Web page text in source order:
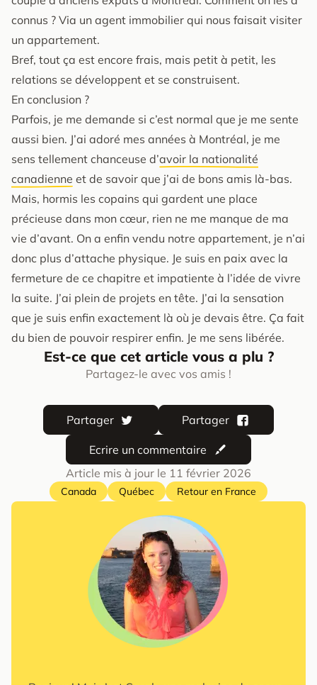
connus ? Via un agent immobilier qui nous faisait visiter
un appartement.
Bref, tout ça est encore frais, mais petit à petit, les
relations se développent et se construisent.
En conclusion ?
Parfois, je me demande si c’est normal que je me sente
aussi bien. J’ai adoré mes années à Montréal, je me
sens tellement chanceuse d’avoir la nationalité
canadienne et de savoir que j’ai de bons amis là-bas.
Mais, hormis les copains qui gardent une place
précieuse dans mon cœur, rien ne me manque de ma
vie d’avant. On a enfin vendu notre appartement, je n’ai
donc plus d’attache physique. Je suis en paix avec la
fermeture de ce chapitre et impatiente à l’idée de vivre
la suite. J’ai plein de projets en tête. J’ai la sensation
que je suis enfin exactement là où je devais être. Ça fait
du bien de pouvoir respirer enfin. Je me sens libérée.
Est-ce que cet article vous a plu ?
Partagez-le avec vos amis !
Partager Partager
Ecrire un commentaire
Article mis à jour le 11 février 2026
Canada Québec Retour en France